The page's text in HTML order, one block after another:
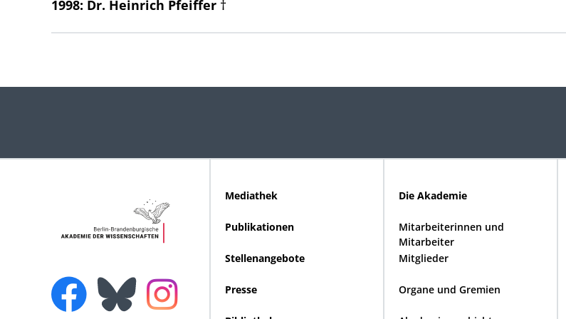
1998: Dr. Heinrich Pfeiffer †
Mediathek
Publikationen
Stellenangebote
Presse
Die Akademie
Mitarbeiterinnen und
Mitarbeiter
Mitglieder
Organe und Gremien